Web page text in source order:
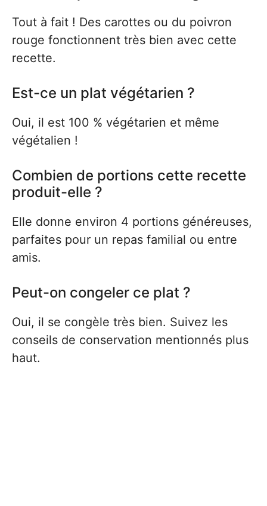
Tout à fait ! Des carottes ou du poivron
rouge fonctionnent très bien avec cette
recette.
Est-ce un plat végétarien ?
Oui, il est 100 % végétarien et même
végétalien !
Combien de portions cette recette
produit-elle ?
Elle donne environ 4 portions généreuses,
parfaites pour un repas familial ou entre
amis.
Peut-on congeler ce plat ?
Oui, il se congèle très bien. Suivez les
conseils de conservation mentionnés plus
haut.